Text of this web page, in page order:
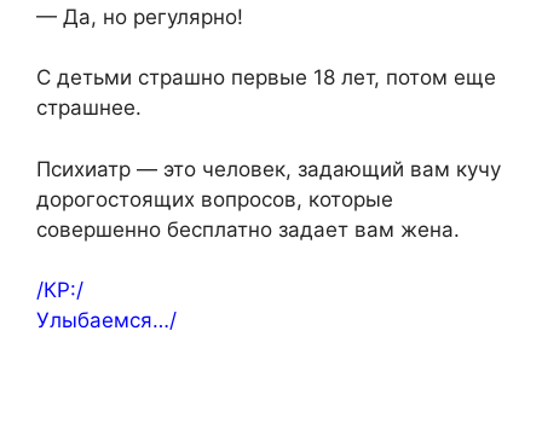
— Да, но регулярно!
С детьми страшно первые 18 лет, потом еще
страшнее.
Психиатр — это человек, задающий вам кучу
дорогостоящих вопросов, которые
совершенно бесплатно задает вам жена.
/КР:/
Улыбаемся…/